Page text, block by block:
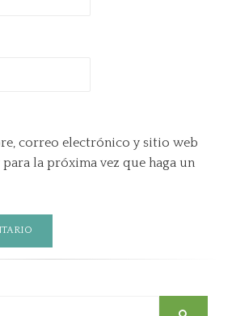
correo electrónico y sitio web
para la próxima vez que haga un